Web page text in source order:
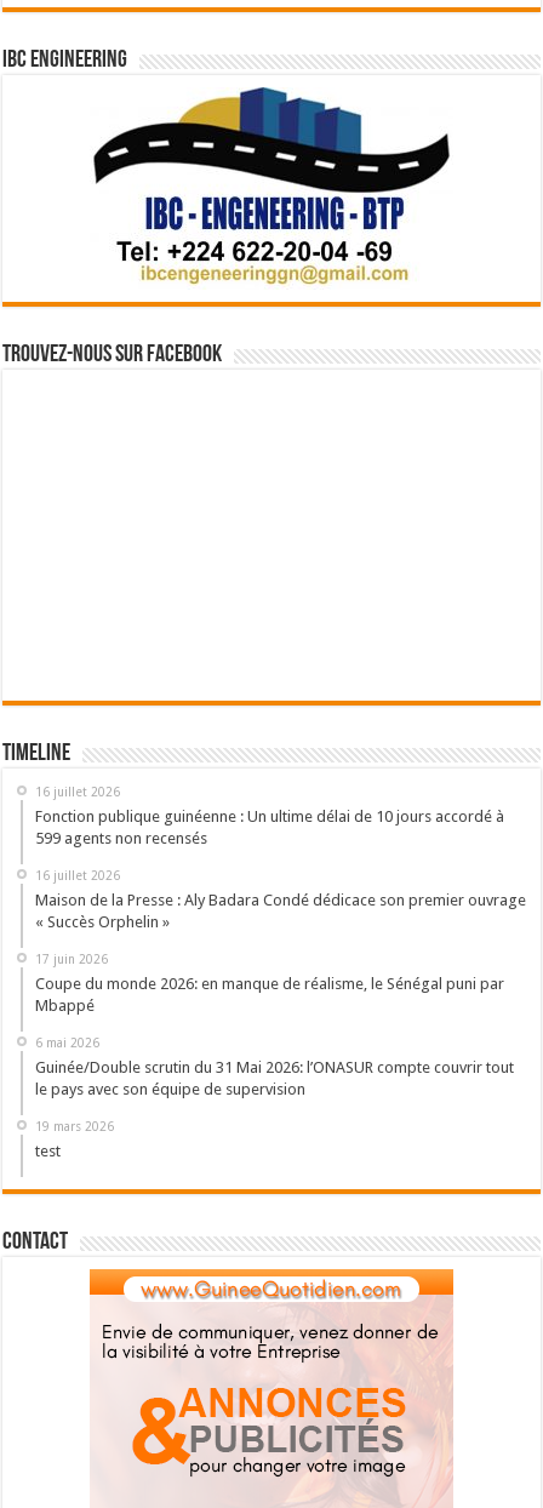
IBC Engineering
Trouvez-nous sur Facebook
Timeline
16 juillet 2026
Fonction publique guinéenne : Un ultime délai de 10 jours accordé à
599 agents non recensés
16 juillet 2026
Maison de la Presse : Aly Badara Condé dédicace son premier ouvrage
« Succès Orphelin »
17 juin 2026
Coupe du monde 2026: en manque de réalisme, le Sénégal puni par
Mbappé
6 mai 2026
Guinée/Double scrutin du 31 Mai 2026: l’ONASUR compte couvrir tout
le pays avec son équipe de supervision
19 mars 2026
test
Contact